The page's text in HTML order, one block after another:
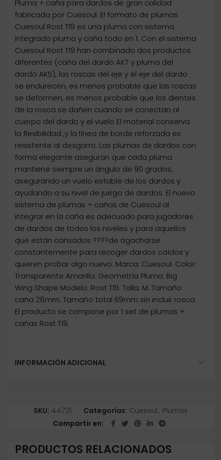
Pluma + caña para dardos de gran calidad
fabricada por Cuesoul. El formato de plumas
Cuesoul Rost T19 es una pluma con sistema
integrado pluma y caña todo en 1. Con el sistema
Cuesoul Rost T19 han combinado dos productos
diferentes (caña del dardo AK7 y pluma del
dardo AK5), las roscas del eje y el eje del dardo
se endurecen, es menos probable que las roscas
se deformen, es menos probable que los dientes
de la rosca se dañen cuando se conectan al
cuerpo del dardo y el vuelo El material conserva
la flexibilidad ,y la línea de borde reforzada es
resistente al desgarro. Las plumas de dardos con
forma elegante aseguran que cada pluma
mantiene siempre un ángulo de 90 grados,
asegurando un vuelo estable de los dardos y
ayudando a su nivel de juego de dardos. El nuevo
sistema de plumas + cañas de Cuesoul al
integrar en la caña es adecuado para jugadores
de dardos de todos los niveles y para aquellos
que están cansados ????de agacharse
constantemente para recoger dardos caídos y
quieren probar algo nuevo. Marca: Cuesoul. Color:
Transparente Amarilla. Geometría Pluma: Big
Wing Shape Modelo: Rost T19. Talla: M. Tamaño
caña 28mm. Tamaño total 69mm sin incluir rosca.
El producto se compone por 1 set de plumas +
cañas Rost T19.
INFORMACIÓN ADICIONAL
SKU: 44721 Categorías: Cuesoul, Plumas
Compartir en
PRODUCTOS RELACIONADOS